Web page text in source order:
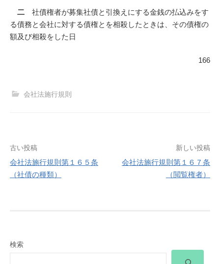
二 社債権者が募集社債と引換えにする金銭の払込みをす
る債務と会社に対する債権とを相殺したときは、その債権の
額及び相殺をした日
166
会社法施行規則
投
稿
ー
古い投稿
会社法施行規則第１６５条
（社債の種類）
新しい投稿
会社法施行規則第１６７条
（閲覧権者）
検索